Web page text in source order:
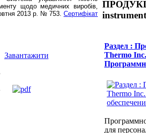
щодо медичних виробів,
2013 р. № 753. Сертифікат
Завантажити
Раздел :
Thermo
для